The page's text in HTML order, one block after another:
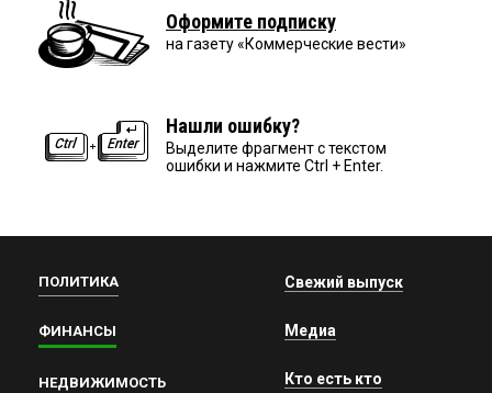
Оформите подписку
на газету «Коммерческие вести»
Нашли ошибку?
Выделите фрагмент с текстом
ошибки и нажмите Ctrl + Enter.
ПОЛИТИКА
ФИНАНСЫ
НЕДВИЖИМОСТЬ
Свежий выпуск
Медиа
Кто есть кто